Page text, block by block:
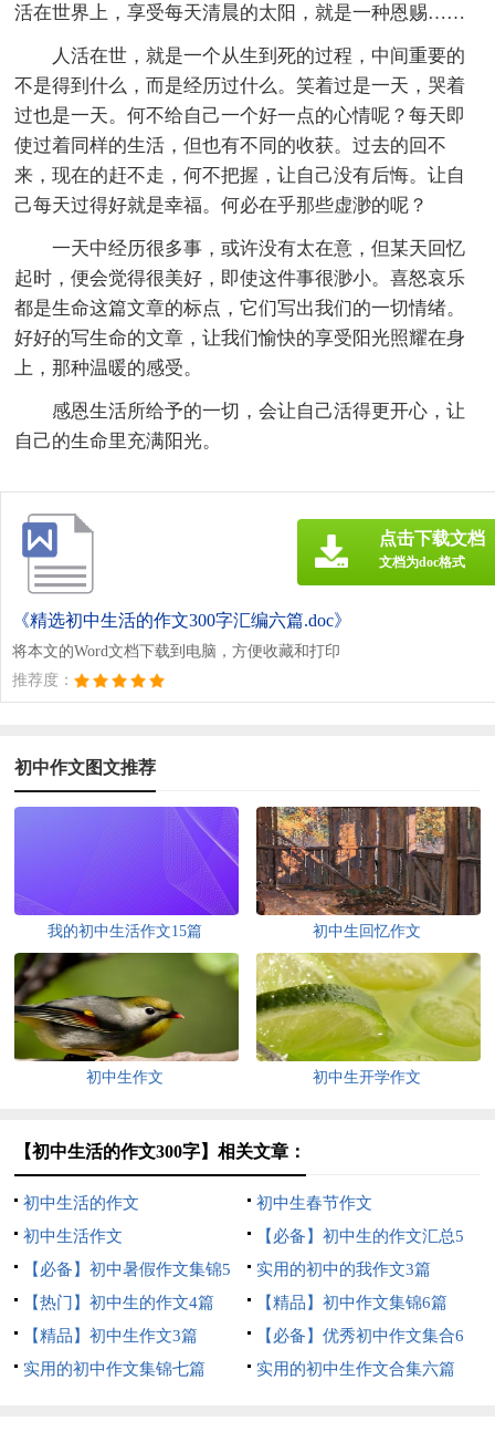
活在世界上，享受每天清晨的太阳，就是一种恩赐……
人活在世，就是一个从生到死的过程，中间重要的
不是得到什么，而是经历过什么。笑着过是一天，哭着
过也是一天。何不给自己一个好一点的心情呢？每天即
使过着同样的生活，但也有不同的收获。过去的回不
来，现在的赶不走，何不把握，让自己没有后悔。让自
己每天过得好就是幸福。何必在乎那些虚渺的呢？
一天中经历很多事，或许没有太在意，但某天回忆
起时，便会觉得很美好，即使这件事很渺小。喜怒哀乐
都是生命这篇文章的标点，它们写出我们的一切情绪。
好好的写生命的文章，让我们愉快的享受阳光照耀在身
上，那种温暖的感受。
感恩生活所给予的一切，会让自己活得更开心，让
自己的生命里充满阳光。
《精选初中生活的作文300字汇编六篇.doc》
将本文的Word文档下载到电脑，方便收藏和打印
推荐度：
点击下载文档
文档为doc格式
初中作文图文推荐
我的初中生活作文15篇 初中生回忆作文
初中生作文 初中生开学作文
【初中生活的作文300字】相关文章：
初中生活的作文
初中生春节作文
初中生活作文
【必备】初中生的作文汇总5
篇
【必备】初中暑假作文集锦5
篇
实用的初中的我作文3篇
【热门】初中生的作文4篇
【精品】初中作文集锦6篇
【精品】初中生作文3篇
【必备】优秀初中作文集合6
篇
实用的初中作文集锦七篇 实用的初中生作文合集六篇